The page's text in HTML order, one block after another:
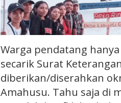
Warga pendatang
secarik Surat
diberikan/diserahkan
Amahusu. Tahu saja di